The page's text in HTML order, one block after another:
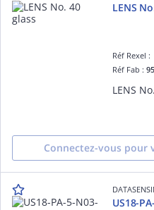
LENS
Réf Rexel :
Réf Fab :
Connectez-vous pour
US18-